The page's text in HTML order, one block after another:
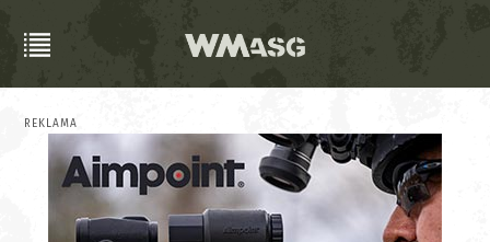
REKLAMA